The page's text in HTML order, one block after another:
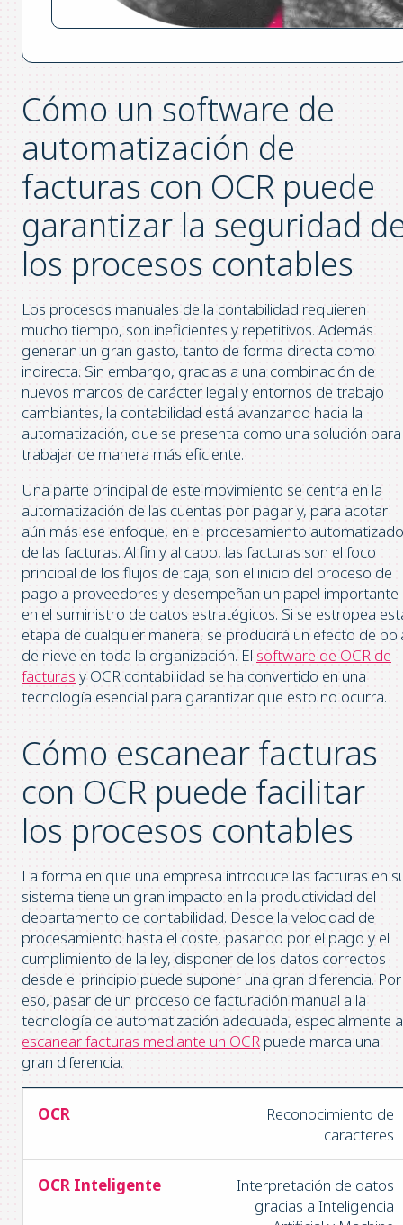
Cómo un software de
automatización de
facturas con OCR puede
garantizar la seguridad
los procesos contables
Los procesos manuales de la contabilidad requieren
mucho tiempo, son ineficientes y repetitivos. Además
generan un gran gasto, tanto de forma directa como
indirecta. Sin embargo, gracias a una combinación de
nuevos marcos de carácter legal y entornos de trabajo
cambiantes, la contabilidad está avanzando hacia la
automatización, que se presenta como una solución para
trabajar de manera más eficiente.
Una parte principal de este movimiento se centra en la
automatización de las cuentas por pagar y, para acotar
aún más ese enfoque, en el procesamiento automatizado
de las facturas. Al fin y al cabo, las facturas son el foco
principal de los flujos de caja; son el inicio del proceso de
pago a proveedores y desempeñan un papel importante
en el suministro de datos estratégicos. Si se estropea
etapa de cualquier manera, se producirá un efecto de
de nieve en toda la organización. El software de OCR de
facturas y OCR contabilidad se ha convertido en una
tecnología esencial para garantizar que esto no ocurra.
Cómo escanear facturas
con OCR puede facilitar
los procesos contables
La forma en que una empresa introduce las facturas en
sistema tiene un gran impacto en la productividad del
departamento de contabilidad. Desde la velocidad de
procesamiento hasta el coste, pasando por el pago y el
cumplimiento de la ley, disponer de los datos correctos
desde el principio puede suponer una gran diferencia. Por
eso, pasar de un proceso de facturación manual a la
tecnología de automatización adecuada, especialmente a
escanear facturas mediante un OCR puede marca una
gran diferencia.
Reconocimiento de
caracteres
Interpretación de datos
gracias a Inteligencia